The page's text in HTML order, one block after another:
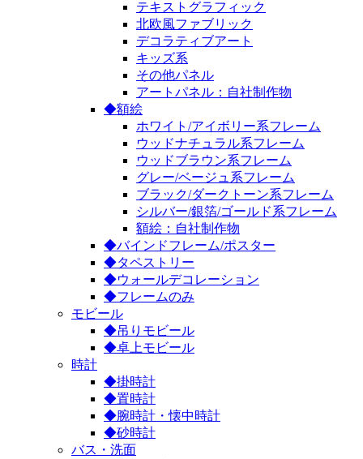
テキストグラフィック
北欧風ファブリック
デコラティブアート
キッズ系
その他パネル
アートパネル：自社制作物
◆額絵
ホワイト/アイボリー系フレーム
ウッドナチュラル系フレーム
ウッドブラウン系フレーム
グレー/ベージュ系フレーム
ブラック/ダークトーン系フレーム
シルバー/銀箔/ゴールド系フレーム
額絵：自社制作物
◆バインドフレーム/ポスター
◆タペストリー
◆ウォールデコレーション
◆フレームのみ
モビール
◆吊りモビール
◆卓上モビール
時計
◆掛時計
◆置時計
◆腕時計・懐中時計
◆砂時計
バス・洗面